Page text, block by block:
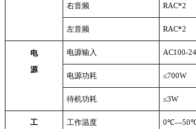
右音频 RAC*2
左音频 RAC*2
电
源
电源输入 AC100-
电源功耗 ≤700W
待机功耗 ≤3W
工
工作温度 0℃—50